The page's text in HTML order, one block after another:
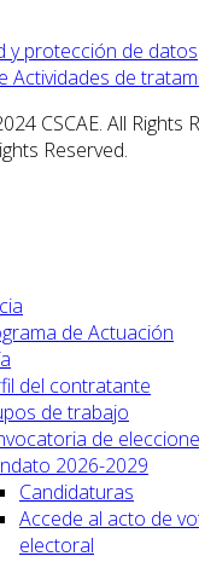
y protección de datos
Actividades de
CSCAE. All Rights
Reserved.
de Actuación
del contratante
de trabajo
de
2026-2029
Candidaturas
Accede al acto de
electoral